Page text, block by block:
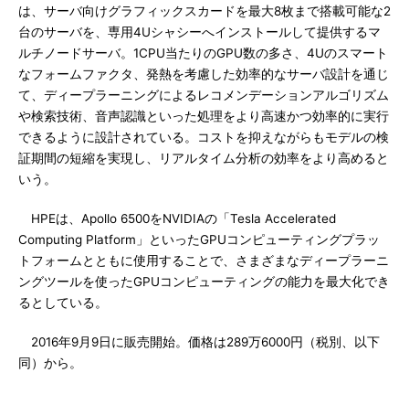
は、サーバ向けグラフィックスカードを最大8枚まで搭載可能な2
台のサーバを、専用4Uシャシーへインストールして提供するマ
ルチノードサーバ。1CPU当たりのGPU数の多さ、4Uのスマート
なフォームファクタ、発熱を考慮した効率的なサーバ設計を通じ
て、ディープラーニングによるレコメンデーションアルゴリズム
や検索技術、音声認識といった処理をより高速かつ効率的に実行
できるように設計されている。コストを抑えながらもモデルの検
証期間の短縮を実現し、リアルタイム分析の効率をより高めると
いう。
HPEは、Apollo 6500をNVIDIAの「Tesla Accelerated
Computing Platform」といったGPUコンピューティングプラッ
トフォームとともに使用することで、さまざまなディープラーニ
ングツールを使ったGPUコンピューティングの能力を最大化でき
るとしている。
2016年9月9日に販売開始。価格は289万6000円（税別、以下
同）から。